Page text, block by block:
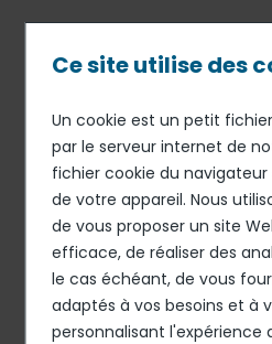
principal
Fil
d'Ariane
20 FÉV 20
DÉCLARATIONS
D'ACTIONS
Déclaration des
transactions
propres
Février 2020
Ce site utilise des
Un cookie est un petit
par le serveur internet de
fichier cookie du
de votre appareil. Nous
de vous proposer un site
efficace, de réaliser des
le cas échéant, de vous
adaptés à vos besoins et à
personnalisant l'expérience